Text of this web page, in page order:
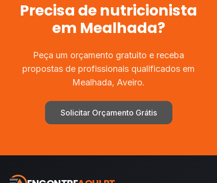
Precisa denutricionista
em Mealhada?
Peça um orçamento gratuito e receba
propostas de profissionais qualificados em
Mealhada, Aveiro.
Solicitar Orçamento Grátis